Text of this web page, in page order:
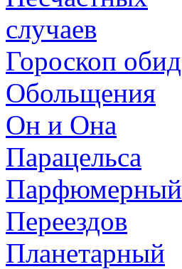
случаев
Гороскоп обид
Обольщения
Он и Она
Парацельса
Парфюмерный
Переездов
Планетарный